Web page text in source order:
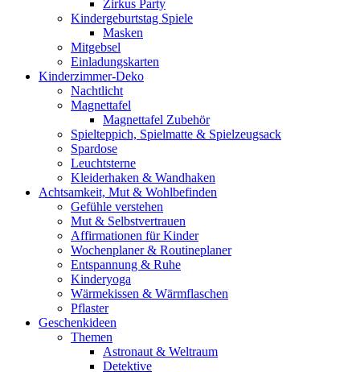
Zirkus Party
Kindergeburtstag Spiele
Masken
Mitgebsel
Einladungskarten
Kinderzimmer-Deko
Nachtlicht
Magnettafel
Magnettafel Zubehör
Spielteppich, Spielmatte & Spielzeugsack
Spardose
Leuchtsterne
Kleiderhaken & Wandhaken
Achtsamkeit, Mut & Wohlbefinden
Gefühle verstehen
Mut & Selbstvertrauen
Affirmationen für Kinder
Wochenplaner & Routineplaner
Entspannung & Ruhe
Kinderyoga
Wärmekissen & Wärmflaschen
Pflaster
Geschenkideen
Themen
Astronaut & Weltraum
Detektive